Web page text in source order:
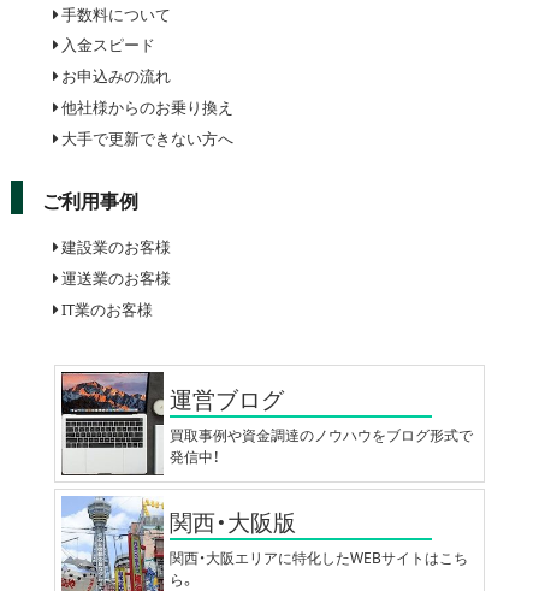
手数料について
入金スピード
お申込みの流れ
他社様からのお乗り換え
大手で更新できない方へ
ご利用事例
建設業のお客様
運送業のお客様
IT業のお客様
運営ブログ
買取事例や資金調達のノウハウをブログ形式で
発信中！
関西・大阪版
関西・大阪エリアに特化したWEBサイトはこち
ら。